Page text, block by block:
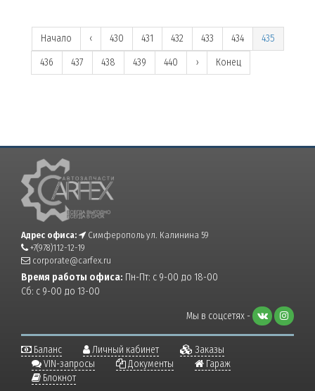
Начало ‹ 430 431 432 433 434
435
436
437 438 439 440 › Конец
Адрес офиса:
Симферополь ул. Калинина 59
+7(978)112-12-19
corporate@carfex.ru
Время работы офиса: Пн-Пт: с 9-00 до 18-00
Сб: с 9-00 до 13-00
Мы в соцсетях -
Баланс Личный кабинет
Заказы
VIN-запросы
Документы
Гараж
Блокнот